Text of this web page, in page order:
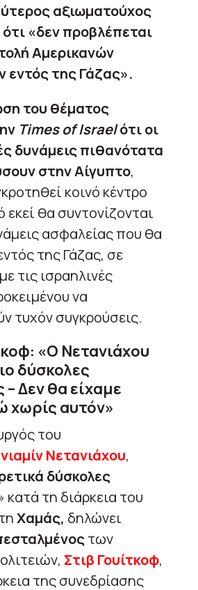
αξιωματούχος
ότι «δεν προβλέπεται
Αμερικανών
εντός της Γάζας».
του θέματος
Times of Israelότι οι
δυνάμεις πιθανότατα
στην Αίγυπτο,
κοινό κέντρο
εκεί θα συντονίζονται
ασφαλείας που θα
της Γάζας, σε
τις ισραηλινές
να
τυχόν συγκρούσεις.
«Ο Νετανιάχου
δύσκολες
Δεν θα είχαμε
χωρίς αυτόν»
του
Νετανιάχου,
δύσκολες
κατά τη διάρκεια του
Χαμάς, δηλώνει
των
Στιβ Γουίτκοφ,
της συνεδρίασης